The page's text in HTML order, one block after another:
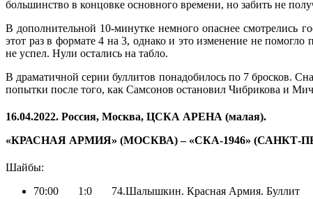
большинство в концовке основного времени, но забить не
В дополнительной 10-минутке немного опаснее смотрелись
этот раз в формате 4 на 3, однако и это изменение не
не успел. Нули остались на табло.
В драматичной серии буллитов понадобилось по 7 бросков.
попытки после того, как Самсонов остановил Чибрикова и
16.04.2022. Россия, Москва, ЦСКА АРЕНА (малая).
«КРАСНАЯ АРМИЯ» (МОСКВА) – «СКА-1946» (САНКТ-
Шайбы:
70:00 1:0 74.Шалышкин. Красная Армия. Буллит